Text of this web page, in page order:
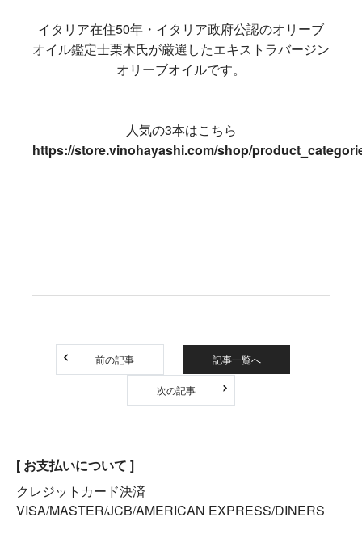
イタリア在住50年・イタリア政府公認のオリーブ
オイル鑑定士栗木氏が厳選したエキストラバージン
オリーブオイルです。
人気の3本はこちら
https://store.vinohayashi.com/shop/
前の記事 記事一覧へ
次の記事
[ お支払いについて ]
クレジットカード決済
VISA/MASTER/JCB/AMERICAN EXPRESS/DINERS